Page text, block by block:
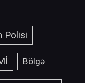
Polisi
Bölgə